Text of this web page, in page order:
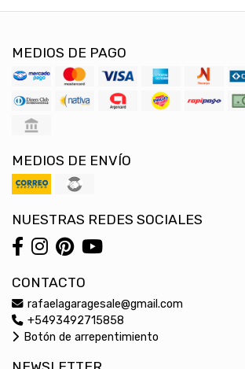
MEDIOS DE PAGO
MEDIOS DE ENVÍO
NUESTRAS REDES SOCIALES
CONTACTO
rafaelagaragesale@gmail.com
+5493492715858
Botón de arrepentimiento